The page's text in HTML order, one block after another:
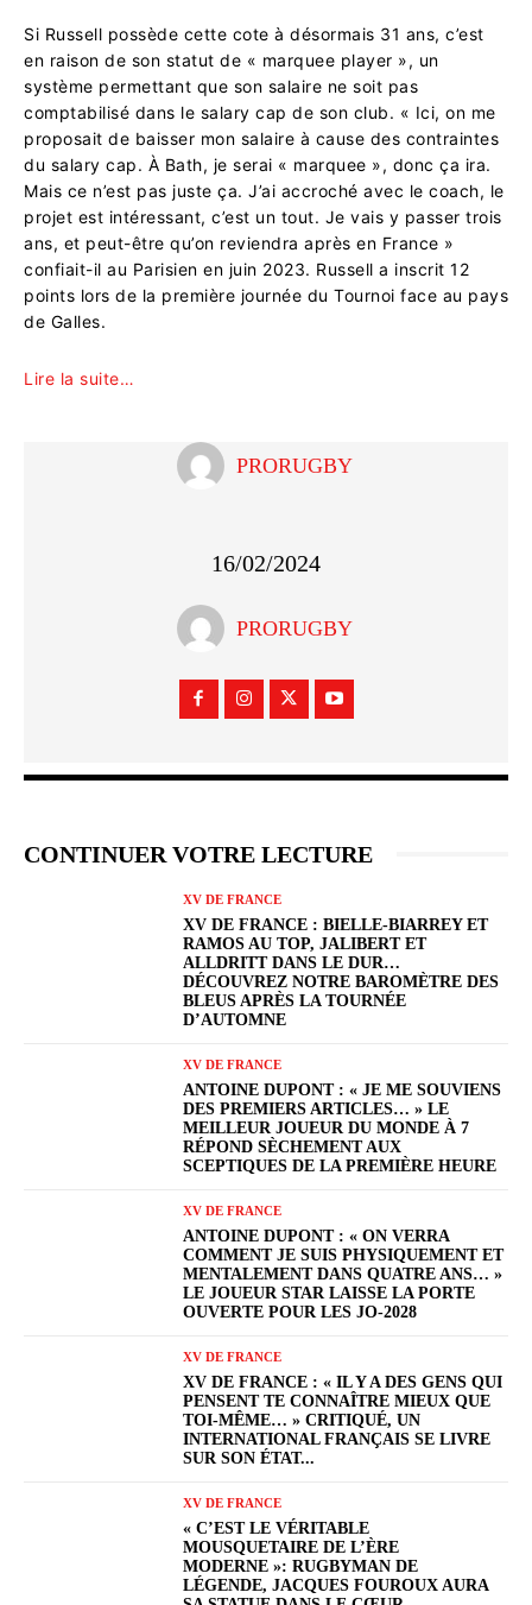
Si Russell possède cette cote à désormais 31 ans, c’est
en raison de son statut de « marquee player », un
système permettant que son salaire ne soit pas
comptabilisé dans le salary cap de son club. « Ici, on me
proposait de baisser mon salaire à cause des contraintes
du salary cap. À Bath, je serai « marquee », donc ça ira.
Mais ce n’est pas juste ça. J’ai accroché avec le coach, le
projet est intéressant, c’est un tout. Je vais y passer trois
ans, et peut-être qu’on reviendra après en France »
confiait-il au Parisien en juin 2023. Russell a inscrit 12
points lors de la première journée du Tournoi face au pays
de Galles.
Lire la suite…
PRORUGBY
16/02/2024
PRORUGBY
CONTINUER VOTRE LECTURE
XV DE FRANCE
XV DE FRANCE : BIELLE-BIARREY ET
RAMOS AU TOP, JALIBERT ET
ALLDRITT DANS LE DUR…
DÉCOUVREZ NOTRE BAROMÈTRE DES
BLEUS APRÈS LA TOURNÉE
D’AUTOMNE
XV DE FRANCE
ANTOINE DUPONT : « JE ME SOUVIENS
DES PREMIERS ARTICLES… » LE
MEILLEUR JOUEUR DU MONDE À 7
RÉPOND SÈCHEMENT AUX
SCEPTIQUES DE LA PREMIÈRE HEURE
XV DE FRANCE
ANTOINE DUPONT : « ON VERRA
COMMENT JE SUIS PHYSIQUEMENT ET
MENTALEMENT DANS QUATRE ANS… »
LE JOUEUR STAR LAISSE LA PORTE
OUVERTE POUR LES JO-2028
XV DE FRANCE
XV DE FRANCE : « IL Y A DES GENS QUI
PENSENT TE CONNAÎTRE MIEUX QUE
TOI-MÊME… » CRITIQUÉ, UN
INTERNATIONAL FRANÇAIS SE LIVRE
SUR SON ÉTAT...
XV DE FRANCE
« C’EST LE VÉRITABLE
MOUSQUETAIRE DE L’ÈRE
MODERNE »: RUGBYMAN DE
LÉGENDE, JACQUES FOUROUX AURA